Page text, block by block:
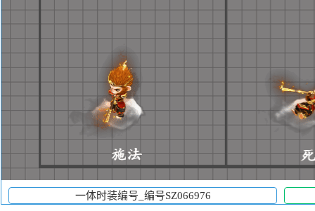
一体时装编号_编号SZ066976